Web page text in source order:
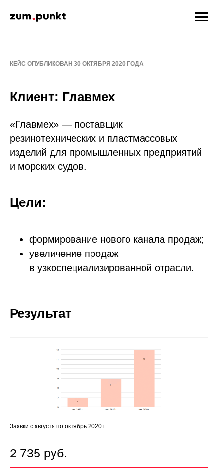
КЕЙС ОПУБЛИКОВАН 30 ОКТЯБРЯ 2020 ГОДА
Клиент: Главмех
«Главмех» — поставщик
резинотехнических и пластмассовых
изделий для промышленных предприятий
и морских судов.
Цели:
формирование нового канала продаж;
увеличение продаж
в узкоспециализированной отрасли.
Результат
Заявки с августа по октябрь 2020 г.
2 735 руб.